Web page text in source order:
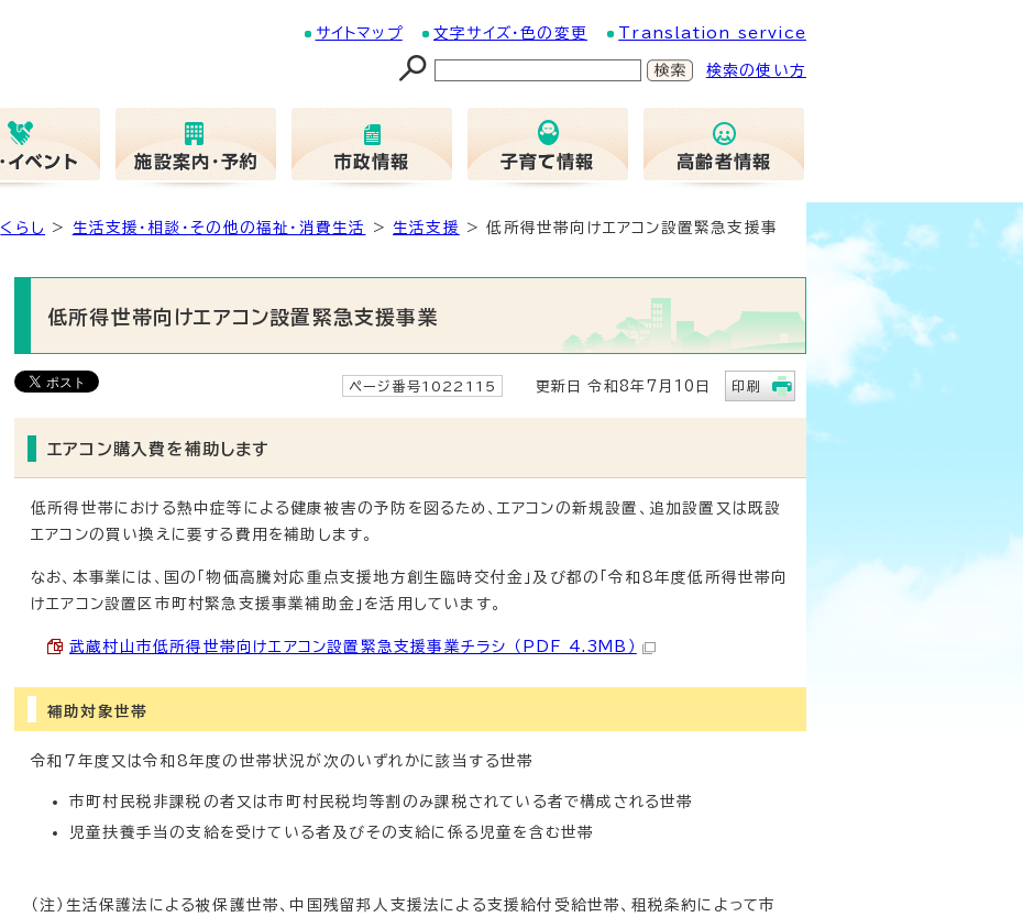
サイトマップ 文字サイズ・色の変更 Translation service
検索の使い方
くらし > 生活支援・相談・その他の福祉・消費生活 >生活支援
> 低所得世帯向けエアコン設置緊急支援事
低所得世帯向けエアコン設置緊急支援事業
ページ番号1022115 更新日 令和8年7月10日 印刷
エアコン購入費を補助します
低所得世帯における熱中症等による健康被害の予防を図るため、エアコンの新規設置、追加設置又は既設
エアコンの買い換えに要する費用を補助します。
なお、本事業には、国の「物価高騰対応重点支援地方創生臨時交付金」及び都の「令和8年度低所得世帯向
けエアコン設置区市町村緊急支援事業補助金」を活用しています。
武蔵村山市低所得世帯向けエアコン設置緊急支援事業チラシ （PDF 4.3MB）
補助対象世帯
令和7年度又は令和8年度の世帯状況が次のいずれかに該当する世帯
市町村民税非課税の者又は市町村民税均等割のみ課税されている者で構成される世帯
児童扶養手当の支給を受けている者及びその支給に係る児童を含む世帯
（注）生活保護法による被保護世帯、中国残留邦人支援法による支援給付受給世帯、租税条約によって市